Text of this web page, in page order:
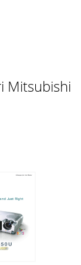
Mitsubishi